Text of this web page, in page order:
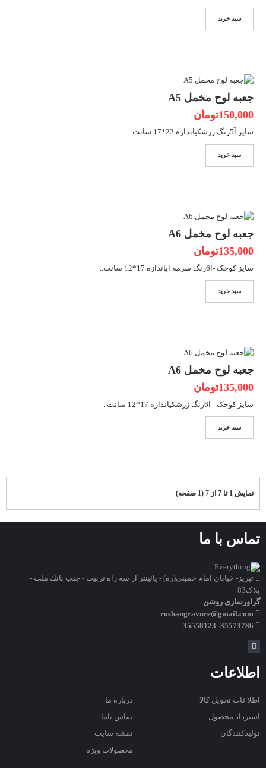
سبد خرید
جعبه لوح مخمل A5
150,000تومان
سایز آ5رنگ زرشکیاندازه 22*17 سانت..
سبد خرید
جعبه لوح مخمل A6
135,000تومان
سایز کوچک -آ6رنگ سرمه ایاندازه 17*12 سانت..
سبد خرید
جعبه لوح مخمل A6
135,000تومان
سایز کوچک - آ6رنگ زرشکیاندازه 17*12 سانت..
سبد خرید
نمایش 1 تا 7 از 7 (1 صفحه)
تماس با ما
تبريز- خيابان امام خميني(ره) - پائينتر از سه راه تربيت - جنب بانك ملت -
پلاک83
گراورسازی روشن
roshangravure@gmail.com
35573786- 35558123
اطلاعات
درباره ما
اطلاعات تحویل کالا
تماس باما
استرداد محصول
نقشه سایت
تولیدکنندگان
محصولات ویژه